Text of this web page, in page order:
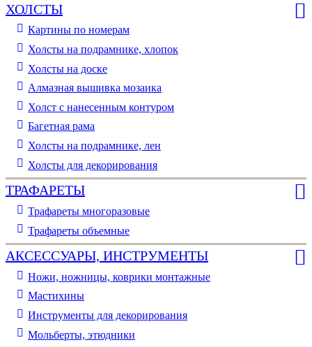
ХОЛСТЫ
Картины по номерам
Холсты на подрамнике, хлопок
Холсты на доске
Алмазная вышивка мозаика
Холст с нанесенным контуром
Багетная рама
Холсты на подрамнике, лен
Холсты для декорирования
ТРАФАРЕТЫ
Трафареты многоразовые
Трафареты объемные
АКСЕССУАРЫ, ИНСТРУМЕНТЫ
Ножи, ножницы, коврики монтажные
Мастихины
Инструменты для декорирования
Мольберты, этюдники